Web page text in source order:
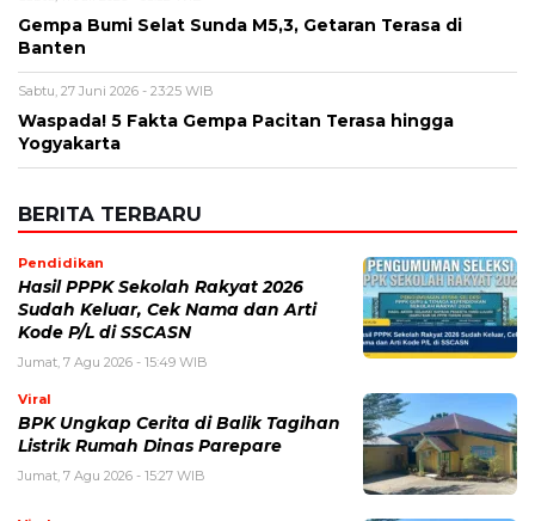
Gempa Bumi Selat Sunda M5,3, Getaran Terasa di
Banten
Sabtu, 27 Juni 2026 - 23:25 WIB
Waspada! 5 Fakta Gempa Pacitan Terasa hingga
Yogyakarta
BERITA TERBARU
Pendidikan
Hasil PPPK Sekolah Rakyat 2026
Sudah Keluar, Cek Nama dan Arti
Kode P/L di SSCASN
Jumat, 7 Agu 2026 - 15:49 WIB
Viral
BPK Ungkap Cerita di Balik Tagihan
Listrik Rumah Dinas Parepare
Jumat, 7 Agu 2026 - 15:27 WIB